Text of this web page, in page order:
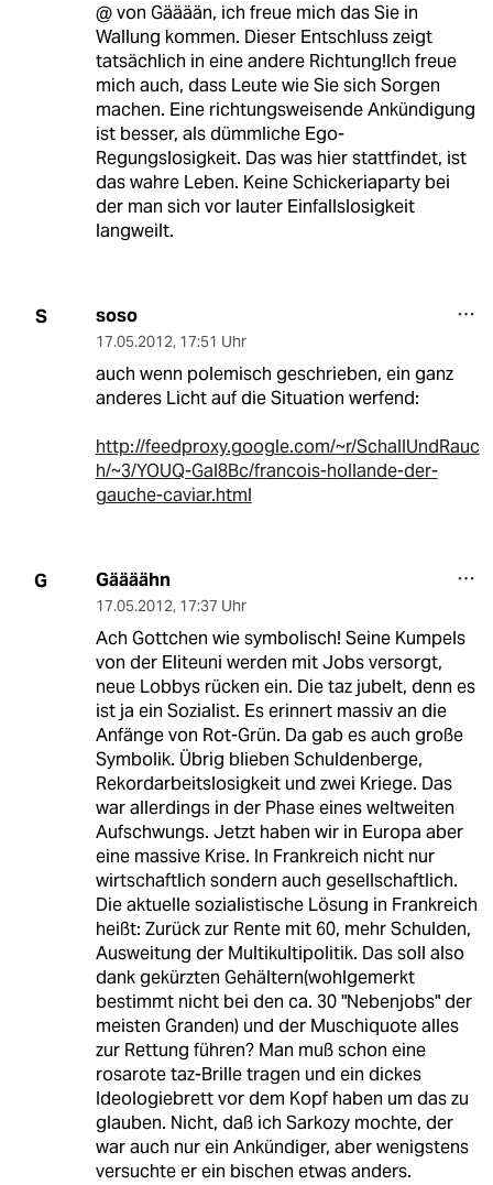
@ von Gääään, ich freue mich das Sie in
Wallung kommen. Dieser Entschluss zeigt
tatsächlich in eine andere Richtung!Ich freue
mich auch, dass Leute wie Sie sich Sorgen
machen. Eine richtungsweisende Ankündigung
ist besser, als dümmliche Ego-
Regungslosigkeit. Das was hier stattfindet, ist
das wahre Leben. Keine Schickeriaparty bei
der man sich vor lauter Einfallslosigkeit
langweilt.
S soso
17.05.2012, 17:51 Uhr
auch wenn polemisch geschrieben, ein ganz
anderes Licht auf die Situation werfend:
http://feedproxy.google.com/~r/SchallUndRauc
h/~3/YOUQ-Gal8Bc/francois-hollande-der-
gauche-caviar.html
G Gäääähn
17.05.2012, 17:37 Uhr
Ach Gottchen wie symbolisch! Seine Kumpels
von der Eliteuni werden mit Jobs versorgt,
neue Lobbys rücken ein. Die taz jubelt, denn es
ist ja ein Sozialist. Es erinnert massiv an die
Anfänge von Rot-Grün. Da gab es auch große
Symbolik. Übrig blieben Schuldenberge,
Rekordarbeitslosigkeit und zwei Kriege. Das
war allerdings in der Phase eines weltweiten
Aufschwungs. Jetzt haben wir in Europa aber
eine massive Krise. In Frankreich nicht nur
wirtschaftlich sondern auch gesellschaftlich.
Die aktuelle sozialistische Lösung in Frankreich
heißt: Zurück zur Rente mit 60, mehr Schulden,
Ausweitung der Multikultipolitik. Das soll also
dank gekürzten Gehältern(wohlgemerkt
bestimmt nicht bei den ca. 30 "Nebenjobs" der
meisten Granden) und der Muschiquote alles
zur Rettung führen? Man muß schon eine
rosarote taz-Brille tragen und ein dickes
Ideologiebrett vor dem Kopf haben um das zu
glauben. Nicht, daß ich Sarkozy mochte, der
war auch nur ein Ankündiger, aber wenigstens
versuchte er ein bischen etwas anders.